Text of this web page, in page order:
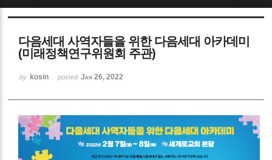
다음세대 사역자들을 위한 다음세대 아카데미
(미래정책연구위원회 주관)
by kosin posted Jan 26, 2022
Sketchbook5, 스케치북5
Sketchbook5, 스케치북5